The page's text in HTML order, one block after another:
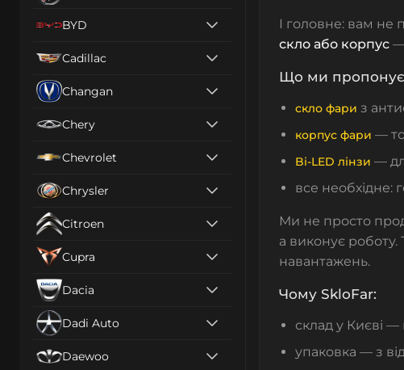
BYD
Cadillac
Changan
Chery
Chevrolet
Chrysler
Citroen
Cupra
Dacia
Dadi Auto
Daewoo
І головне: вам не
скло або корпус —
Що ми
скло фари з
корпус фари —
Bi-LED лінзи —
все необхідне:
Ми не просто
а виконує роботу.
навантажень.
Чому SkloFar:
склад у Києві —
упаковка — з